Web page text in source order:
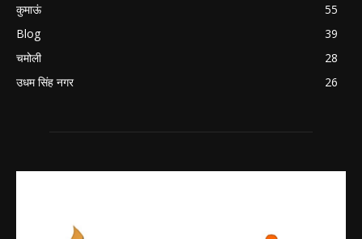
कुमाऊं
55
Blog
39
चमोली
28
उधम सिंह नगर
26